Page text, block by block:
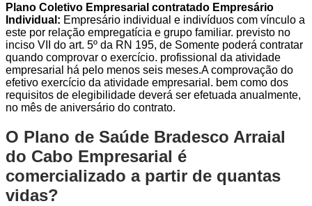
Plano Coletivo Empresarial contratado Empresário
Individual: Empresário individual e indivíduos com vínculo a
este por relação empregatícia e grupo familiar. previsto no
inciso VII do art. 5º da RN 195, de Somente poderá contratar
quando comprovar o exercício. profissional da atividade
empresarial há pelo menos seis meses.A comprovação do
efetivo exercício da atividade empresarial. bem como dos
requisitos de elegibilidade deverá ser efetuada anualmente,
no mês de aniversário do contrato.
O Plano de Saúde Bradesco Arraial
do Cabo Empresarial é
comercializado a partir de quantas
vidas?